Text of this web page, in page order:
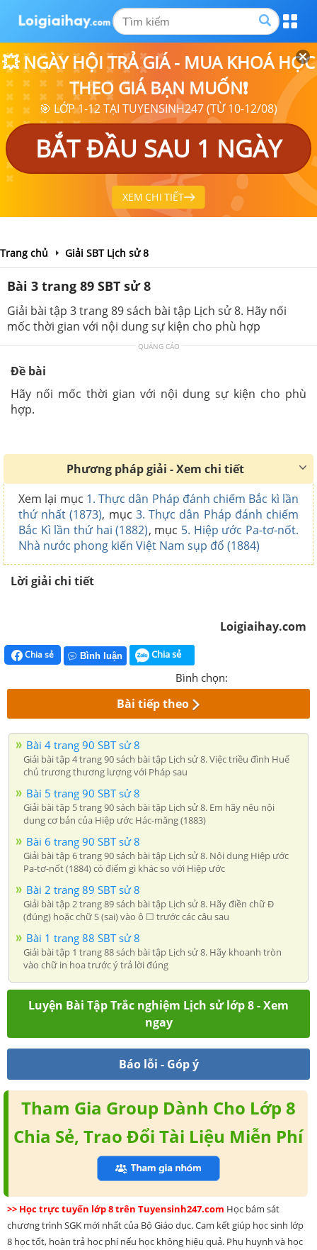
💥 NGÀY HỘI TRẢ GIÁ - MUA KHOÁ HỌC
THEO GIÁ BẠN MUỐN❗
🎯 LỚP 1-12 TẠI TUYENSINH247 (TỪ 10-12/08)
BẮT ĐẦU SAU 1 NGÀY
XEM CHI TIẾT
Trang chủ Giải SBT Lịch sử 8
Bài 3 trang 89 SBT sử 8
Giải bài tập 3 trang 89 sách bài tập Lịch sử 8. Hãy nối
mốc thời gian với nội dung sự kiện cho phù hợp
QUẢNG CÁO
Đề bài
Hãy nối mốc thời gian với nội dung sự kiện cho phù
hợp.
Phương pháp giải - Xem chi tiết
Xem lại mục 1. Thực dân Pháp đánh chiếm Bắc kì lần
thứ nhất (1873), mục 3. Thực dân Pháp đánh chiếm
Bắc Kì lần thứ hai (1882), mục 5. Hiệp ước Pa-tơ-nốt.
Nhà nước phong kiến Việt Nam sụp đổ (1884)
Lời giải chi tiết
Loigiaihay.com
Chia sẻ Bình luận Chia sẻ
Bình chọn:
Bài tiếp theo
Bài 4 trang 90 SBT sử 8
Giải bài tập 4 trang 90 sách bài tập Lịch sử 8. Việc triều đình Huế
chủ trương thương lượng với Pháp sau
Bài 5 trang 90 SBT sử 8
Giải bài tập 5 trang 90 sách bài tập Lịch sử 8. Em hãy nêu nội
dung cơ bản của Hiệp ước Hác-măng (1883)
Bài 6 trang 90 SBT sử 8
Giải bài tập 6 trang 90 sách bài tập Lịch sử 8. Nội dung Hiệp ước
Pa-tơ-nốt (1884) có điểm gì khác so với Hiệp ước
Bài 2 trang 89 SBT sử 8
Giải bài tập 2 trang 89 sách bài tập Lịch sử 8. Hãy điền chữ Đ
(đúng) hoặc chữ S (sai) vào ô ☐ trước các câu sau
Bài 1 trang 88 SBT sử 8
Giải bài tập 1 trang 88 sách bài tập Lịch sử 8. Hãy khoanh tròn
vào chữ in hoa trước ý trả lời đúng
Luyện Bài Tập Trắc nghiệm Lịch sử lớp 8 - Xem
ngay
Báo lỗi - Góp ý
Tham Gia Group Dành Cho Lớp 8
Chia Sẻ, Trao Đổi Tài Liệu Miễn Phí
>> Học trực tuyến lớp 8 trên Tuyensinh247.com Học bám sát
chương trình SGK mới nhất của Bộ Giáo dục. Cam kết giúp học sinh lớp
8 học tốt, hoàn trả học phí nếu học không hiệu quả. Phụ huynh và học